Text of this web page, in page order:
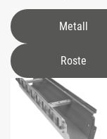
Metall
Roste